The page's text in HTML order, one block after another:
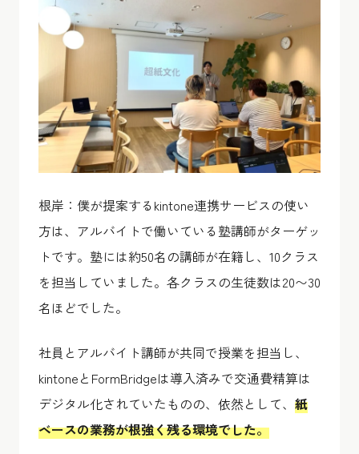
根岸：僕が提案するkintone連携サービスの使い
方は、アルバイトで働いている塾講師がターゲッ
トです。塾には約50名の講師が在籍し、10クラス
を担当していました。各クラスの生徒数は20〜30
名ほどでした。
社員とアルバイト講師が共同で授業を担当し、
kintoneとFormBridgeは導入済みで交通費精算は
デジタル化されていたものの、依然として、 紙
ベースの業務が根強く残る環境でした。